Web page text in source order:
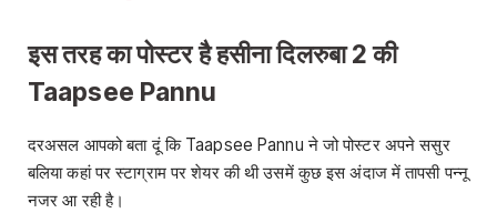
इस तरह का पोस्टर है हसीना दिलरुबा 2 की
Taapsee Pannu
दरअसल आपको बता दूं कि Taapsee Pannu ने जो पोस्टर अपने ससुर
बलिया कहां पर स्टाग्राम पर शेयर की थी उसमें कुछ इस अंदाज में तापसी पन्नू
नजर आ रही है।